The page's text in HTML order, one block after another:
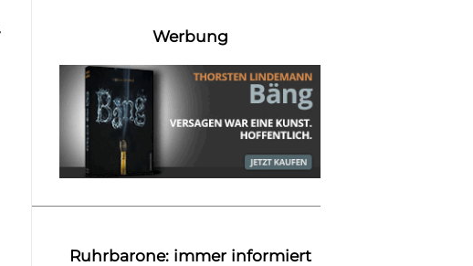
Werbung
Ruhrbarone: immer informiert